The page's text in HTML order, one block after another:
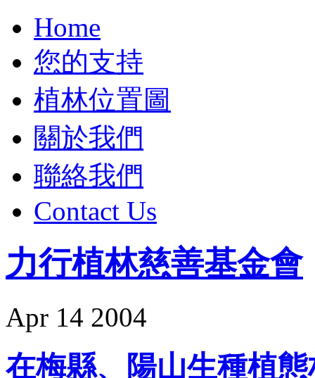
Home
您的支持
植林位置圖
關於我們
聯絡我們
Contact Us
力行植林慈善基金會
Apr 14 2004
在梅縣、陽山生種植